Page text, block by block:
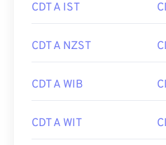
CDT A IST
CDT A NZST
CDT A WIB
CDT A WIT